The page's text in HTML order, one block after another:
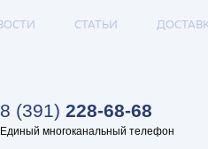
СТАТЬИ
8 (391) 228-68-68
Единый многоканальный телефон